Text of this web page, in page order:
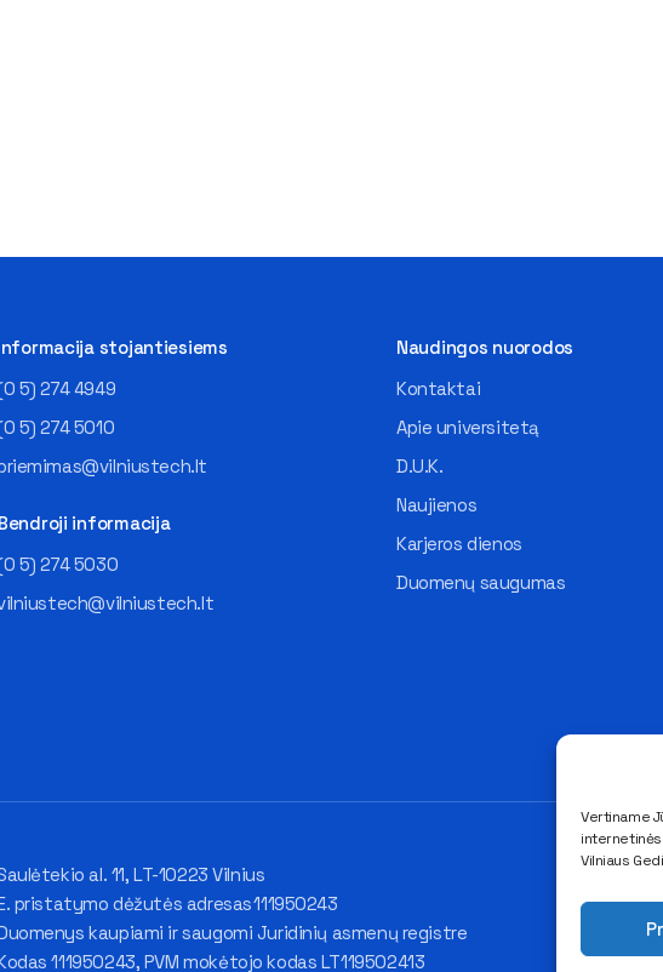
Vertiname
Vilniaus
stojantiesiems
5) 274 4949
5) 274 5010
informacija
5) 274 5030
Naudingos nuorodos
Kontaktai
Apie universitetą
D.U.K.
Naujienos
Karjeros dienos
Duomenų saugumas
al. 11, LT-10223 Vilnius
pristatymo dėžutės adresas 111950243
kaupiami ir saugomi Juridinių asmenų registre
111950243, PVM mokėtojo kodas LT119502413